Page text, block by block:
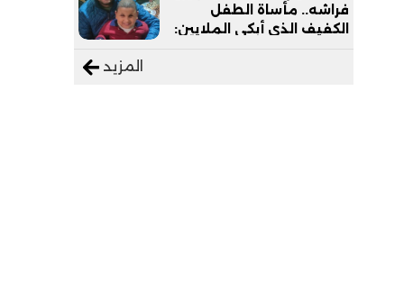
فراشه.. مأساة الطفل
الكفيف الذي أبكى الملايين:
المزيد